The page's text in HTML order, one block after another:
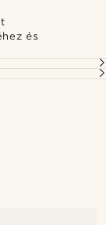
és